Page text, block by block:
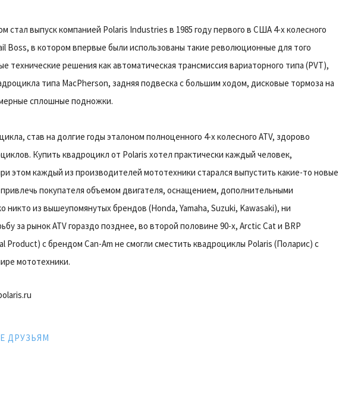
стал выпуск компанией Polaris Industries в 1985 году первого в США 4-х колесного
Boss, в котором впервые были использованы такие революционные для того
технические решения как автоматическая трансмиссия вариаторного типа (PVT),
типа MacPherson, задняя подвеска с большим ходом, дисковые тормоза на
сплошные подножки.
став на долгие годы эталоном полноценного 4-х колесного ATV, здорово
Купить квадроцикл от Polaris хотел практически каждый человек,
этом каждый из производителей мототехники старался выпустить какие-то новые
покупателя объемом двигателя, оснащением, дополнительными
никто из вышеупомянутых брендов (Honda, Yamaha, Suzuki, Kawasaki), ни
за рынок ATV гораздо позднее, во второй половине 90-х, Arctic Cat и BRP
Product) с брендом Can-Am не смогли сместить квадроциклы Polaris (Поларис) с
мототехники.
ДРУЗЬЯМ